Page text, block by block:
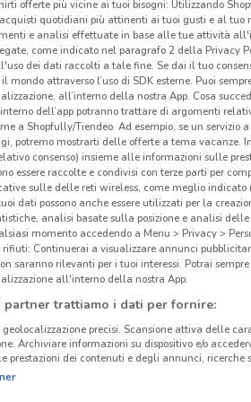
offerte più vicine ai tuoi bisogni: Utilizzando
quotidiani più attinenti ai tuoi gusti e al tuo
e analisi effettuate in base alle tue attività
come indicato nel paragrafo 2 della Privacy
dei dati raccolti a tale fine. Se dai il tuo
mondo attraverso l’uso di SDK esterne. Puoi
all’interno della nostra App. Cosa
dell’app potranno trattare di argomenti
a Shopfully/Tiendeo. Ad esempio, se un
potremo mostrarti delle offerte a tema vacanze.
consenso) insieme alle informazioni sulle
essere raccolte e condivisi con terze parti per
sulle delle reti wireless, come meglio
dati possono anche essere utilizzati per la
analisi basate sulla posizione e analisi
momento accedendo a Menu > Privacy >
rifiuti: Continuerai a visualizzare annunci
saranno rilevanti per i tuoi interessi. Potrai
all'interno della nostra App.
partner trattiamo i dati per fornire:
precisi. Scansione attiva delle
Archiviare informazioni su dispositivo e/o
prestazioni dei contenuti e degli annunci, ricerche